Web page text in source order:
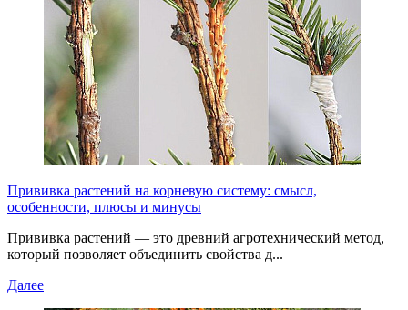
Прививка растений на корневую систему: смысл,
особенности, плюсы и минусы
Прививка растений — это древний агротехнический метод,
который позволяет объединить свойства д...
Далее